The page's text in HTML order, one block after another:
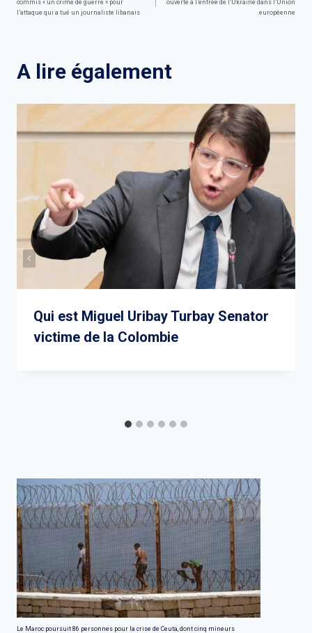
de
commis « un crime de guerre » pour
l’attaque qui a tué un journaliste libanais
ouverte à l’entrée de l’Ukraine dans l’Union
européenne
A lire également
Qui est Miguel Uribay Turbay Senator
victime de la Colombie
Le Maroc poursuit 86 personnes pour la crise de Ceuta, dont cinq mineurs